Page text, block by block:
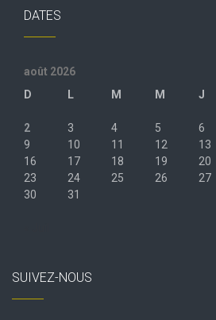
DATES
août 2026
D
L M M J
2
3 4 5 6
9
10 11 12 13
16
17 18 19 20
23
24 25 26 27
30
31
SUIVEZ-NOUS